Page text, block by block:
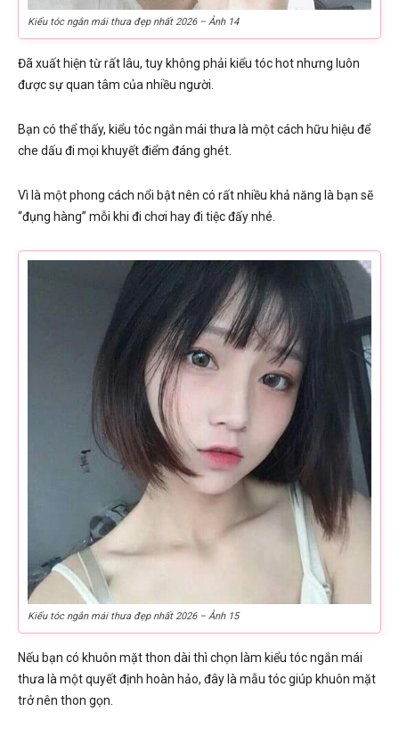
Kiểu tóc ngắn mái thưa đẹp nhất 2026 – Ảnh 14
Đã xuất hiện từ rất lâu, tuy không phải kiểu tóc hot nhưng luôn
được sự quan tâm của nhiều người.
Bạn có thể thấy, kiểu tóc ngắn mái thưa là một cách hữu hiệu để
che dấu đi mọi khuyết điểm đáng ghét.
Vì là một phong cách nổi bật nên có rất nhiều khả năng là bạn sẽ
“đụng hàng” mỗi khi đi chơi hay đi tiệc đấy nhé.
Kiểu tóc ngắn mái thưa đẹp nhất 2026 – Ảnh 15
Nếu bạn có khuôn mặt thon dài thì chọn làm kiểu tóc ngắn mái
thưa là một quyết định hoàn hảo, đây là mẫu tóc giúp khuôn mặt
trở nên thon gọn.